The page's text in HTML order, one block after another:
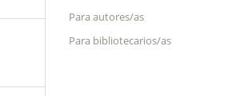
Para autores/as
Para bibliotecarios/as